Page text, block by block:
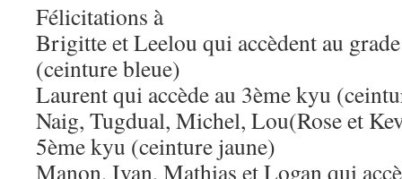
Félicitations à
Brigitte et Leelou qui accèdent au
(ceinture bleue)
Laurent qui accède au 3ème kyu
Naig, Tugdual, Michel, Lou(Rose et
5ème kyu (ceinture jaune)
Manon, Ivan, Mathias et Logan qui